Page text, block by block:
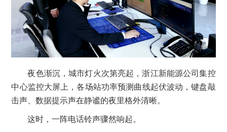
夜色渐沉，城市灯火次第亮起，浙江新能源公司集控
中心监控大屏上，各场站功率预测曲线起伏波动，键盘敲
击声、数据提示声在静谧的夜里格外清晰。
这时，一阵电话铃声骤然响起。